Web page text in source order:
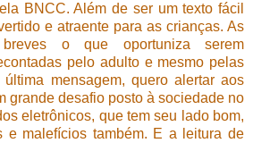
BNCC. Além de ser um texto fácil
e atraente para as crianças. As
o que oportuniza serem
pelo adulto e mesmo pelas
última mensagem, quero alertar aos
grande desafio posto à sociedade no
eletrônicos, que tem seu lado bom,
e malefícios também. E a leitura de